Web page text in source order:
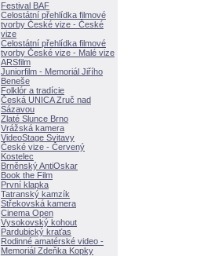
Festival BAF
Celostátní přehlídka filmové
tvorby České vize - České
vize
Celostátní přehlídka filmové
tvorby České vize - Malé vize
ARSfilm
Juniorfilm - Memoriál Jiřího
Beneše
Folklór a tradície
Česká UNICA Zruč nad
Sázavou
Zlaté Slunce Brno
Vrážská kamera
VideoStage Svitavy
České vize - Červený
Kostelec
Brněnský AntiOskar
Book the Film
První klapka
Tatranský kamzík
Střekovská kamera
Cinema Open
Vysokovský kohout
Pardubický kraťas
Rodinné amatérské video -
Memoriál Zdeňka Kopky